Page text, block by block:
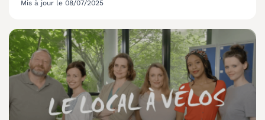
Mis à jour le 08/07/2025